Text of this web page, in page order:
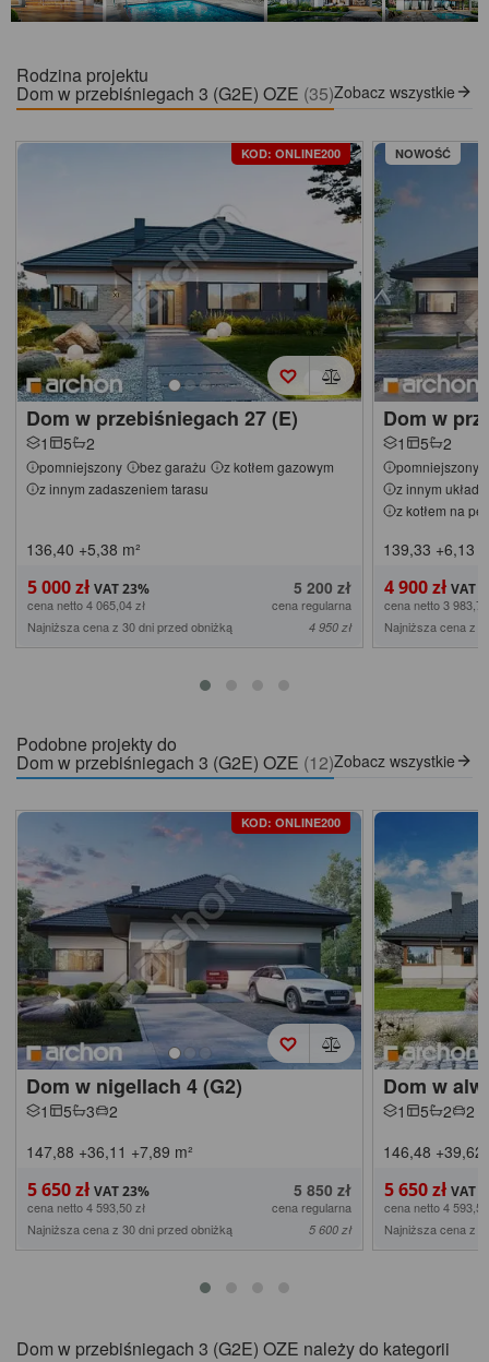
Rodzina projektu
Dom w przebiśniegach 3 (G2E) OZE (35)Zobacz wszystkie
KOD: ONLINE200
Dom w przebiśniegach 27 (E)
1 5 2
pomniejszony bez garażu
z kotłem gazowym
z innym zadaszeniem tarasu
136,40 +5,38 m²
5 000 zł 5 200 zł
cena netto 4 065,04 zł
cena regularna
Najniższa cena z 30 dni przed obniżką
4 950 zł
NOWOŚĆ
Dom w
1 5 2
pomniejszony
z innym
z kotłem na
139,33 +6,13
4 900 zł
cena netto 3
Najniższa cena z
Podobne projekty do
Dom w przebiśniegach 3 (G2E) OZE (12)Zobacz wszystkie
KOD: ONLINE200
Dom w nigellach 4 (G2)
1 5 3
2
147,88 +36,11 +7,89 m²
5 650 zł 5 850 zł
cena netto 4 593,50 zł
cena regularna
Najniższa cena z 30 dni przed obniżką
5 600 zł
Dom w
1 5 2
2
146,48 +39,62
5 650 zł
cena netto 4
Najniższa cena z
Dom w przebiśniegach 3 (G2E) OZE należy do kategorii